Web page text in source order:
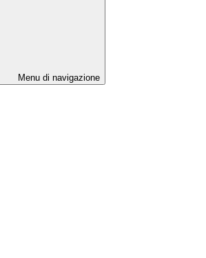
Menu di navigazione